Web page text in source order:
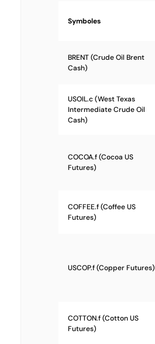
Symboles
BRENT (Crude Oil Brent
Cash)
USOIL.c (West Texas
Intermediate Crude Oil
Cash)
COCOA.f (Cocoa US
Futures)
COFFEE.f (Coffee US
Futures)
USCOP.f (Copper Futures)
COTTON.f (Cotton US
Futures)